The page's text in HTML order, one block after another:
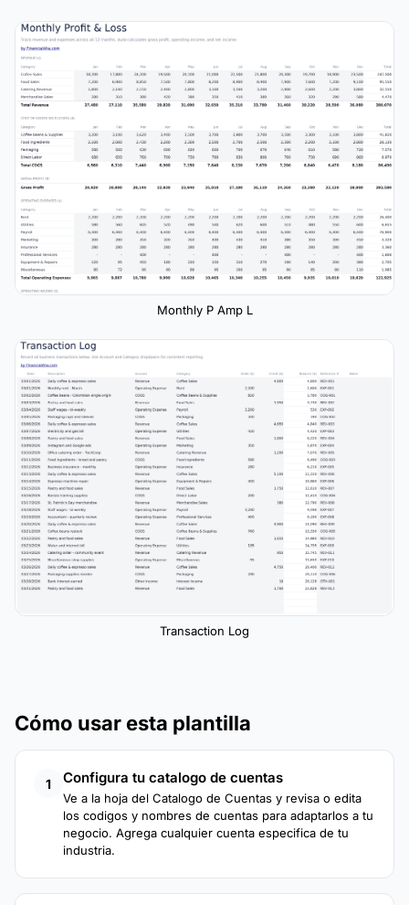
Monthly P Amp L
Transaction Log
Cómo usar esta plantilla
1 Configura tu catalogo de cuentas
Ve a la hoja del Catalogo de Cuentas y revisa o edita
los codigos y nombres de cuentas para adaptarlos a tu
negocio. Agrega cualquier cuenta especifica de tu
industria.